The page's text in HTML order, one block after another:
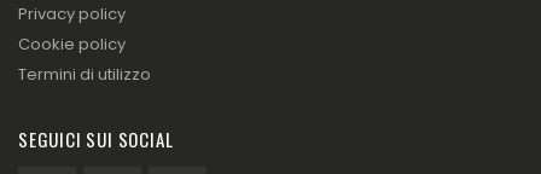
Privacy policy
Cookie policy
Termini di utilizzo
SEGUICI SUI SOCIAL